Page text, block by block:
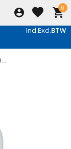
0
Incl.Excl.BTW